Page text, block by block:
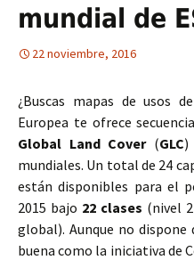
mundial de
22 noviembre, 2016
¿Buscas mapas de usos
Europea te ofrece
Global Land Cover (GLC)
mundiales. Un total de 24
están disponibles para el
2015 bajo 22 clases (nivel
global). Aunque no
buena como la iniciativa de